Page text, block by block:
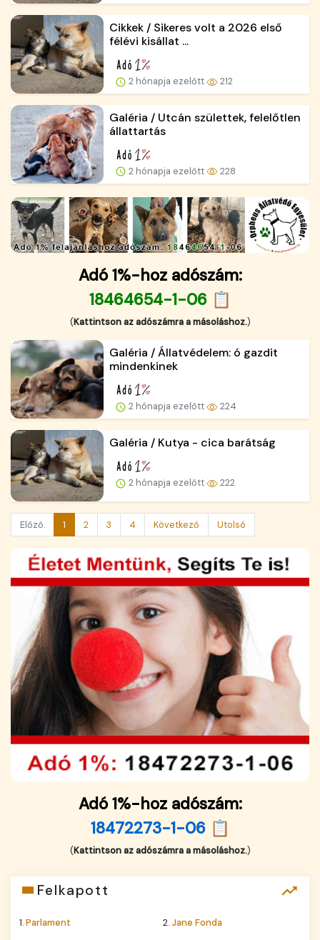
Cikkek / Sikeres volt a 2026 első
félévi kisállat ...
2 hónapja ezelőtt 212
Galéria / Utcán születtek, felelőtlen
állattartás
2 hónapja ezelőtt 228
Adó 1%-hoz adószám:
18464654-1-06 📋
(Kattintson az adószámra a másoláshoz.)
Galéria / Állatvédelem: ó gazdit
mindenkinek
2 hónapja ezelőtt 224
Galéria / Kutya - cica barátság
2 hónapja ezelőtt 222
Előző. 1 2 3 4 Következő Utolsó
Adó 1%-hoz adószám:
18472273-1-06 📋
(Kattintson az adószámra a másoláshoz.)
Felkapott
1.Parlament 2.Jane Fonda